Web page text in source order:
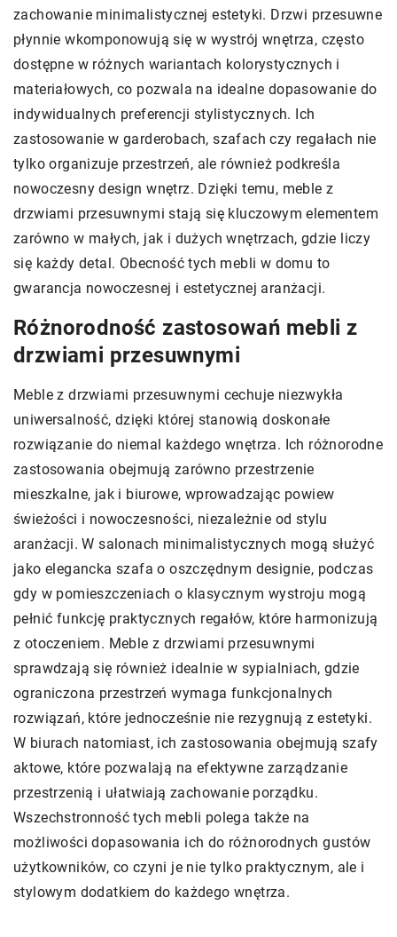
zachowanie minimalistycznej estetyki. Drzwi przesuwne
płynnie wkomponowują się w wystrój wnętrza, często
dostępne w różnych wariantach kolorystycznych i
materiałowych, co pozwala na idealne dopasowanie do
indywidualnych preferencji stylistycznych. Ich
zastosowanie w garderobach, szafach czy regałach nie
tylko organizuje przestrzeń, ale również podkreśla
nowoczesny design wnętrz. Dzięki temu, meble z
drzwiami przesuwnymi stają się kluczowym elementem
zarówno w małych, jak i dużych wnętrzach, gdzie liczy
się każdy detal. Obecność tych mebli w domu to
gwarancja nowoczesnej i estetycznej aranżacji.
Różnorodność zastosowań mebli z
drzwiami przesuwnymi
Meble z drzwiami przesuwnymi cechuje niezwykła
uniwersalność, dzięki której stanowią doskonałe
rozwiązanie do niemal każdego wnętrza. Ich różnorodne
zastosowania obejmują zarówno przestrzenie
mieszkalne, jak i biurowe, wprowadzając powiew
świeżości i nowoczesności, niezależnie od stylu
aranżacji. W salonach minimalistycznych mogą służyć
jako elegancka szafa o oszczędnym designie, podczas
gdy w pomieszczeniach o klasycznym wystroju mogą
pełnić funkcję praktycznych regałów, które harmonizują
z otoczeniem. Meble z drzwiami przesuwnymi
sprawdzają się również idealnie w sypialniach, gdzie
ograniczona przestrzeń wymaga funkcjonalnych
rozwiązań, które jednocześnie nie rezygnują z estetyki.
W biurach natomiast, ich zastosowania obejmują szafy
aktowe, które pozwalają na efektywne zarządzanie
przestrzenią i ułatwiają zachowanie porządku.
Wszechstronność tych mebli polega także na
możliwości dopasowania ich do różnorodnych gustów
użytkowników, co czyni je nie tylko praktycznym, ale i
stylowym dodatkiem do każdego wnętrza.